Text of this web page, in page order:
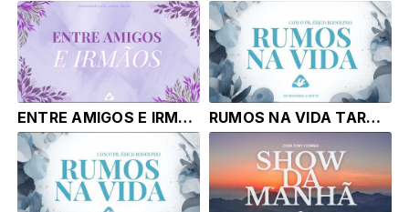
ENTRE AMIGOS E IRMAOS | 14.07.26 | Luanna Garcia RUMOS NA VIDA TARDE | 14.07.26 | Pr. Érico Rodolpho Bussinger